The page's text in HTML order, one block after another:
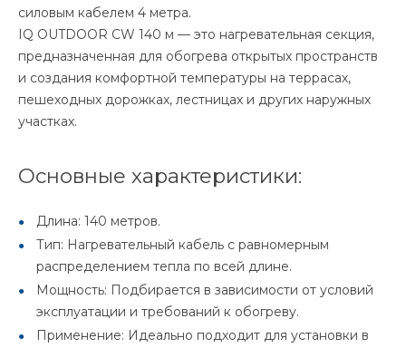
силовым кабелем 4 метра.
IQ OUTDOOR CW 140 м — это нагревательная секция,
предназначенная для обогрева открытых пространств
и создания комфортной температуры на террасах,
пешеходных дорожках, лестницах и других наружных
участках.
Основные характеристики:
Длина: 140 метров.
Тип: Нагревательный кабель с равномерным
распределением тепла по всей длине.
Мощность: Подбирается в зависимости от условий
эксплуатации и требований к обогреву.
Применение: Идеально подходит для установки в